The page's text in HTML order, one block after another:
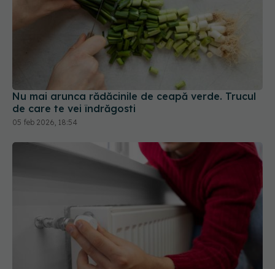
Nu mai arunca rădăcinile de ceapă verde. Trucul
de care te vei îndrăgosti
Trucul cu folie de aluminiu pe calorifer. Ce efect
are și de ce merită încercat